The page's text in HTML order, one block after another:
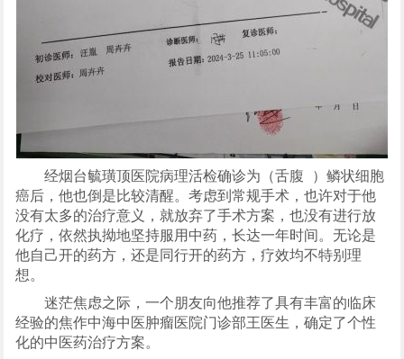
经烟台毓璜顶医院病理活检确诊为（舌腹
）鳞状细胞
癌后，他也倒是比较清醒。考虑到常规手术，也许对于他
没有太多的治疗意义，就放弃了手术方案，也没有进行放
化疗，依然执拗地坚持服用中药，长达一年时间。无论是
他自己开的药方，还是同行开的药方，疗效均不特别理
想。
迷茫焦虑之际，一个朋友向他推荐了具有丰富的临床
经验的焦作中海中医肿瘤医院门诊部王医生，确定了个性
化的中医药治疗方案。